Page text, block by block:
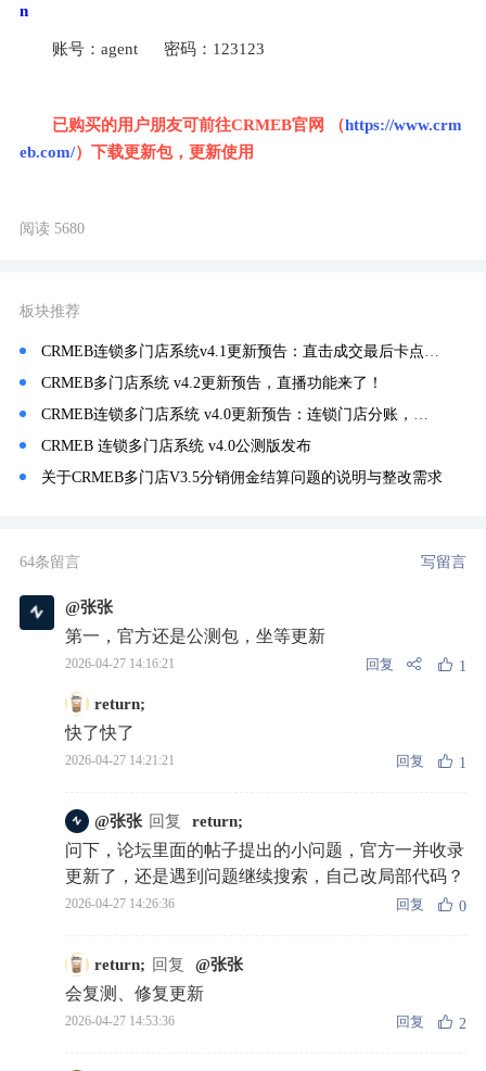
n
账号：agent      密码：123123
已购买的用户朋友可前往CRMEB官网 （‍https://www.crm
eb.com/‍）下载更新包，更新使用
阅读 5680
板块推荐
CRMEB连锁多门店系统v4.1更新预告：直击成交最后卡点，稳稳锁住每一笔订单！
CRMEB多门店系统 v4.2更新预告，直播功能来了！
CRMEB连锁多门店系统 v4.0更新预告：连锁门店分账，从手动挡升级自动挡！
CRMEB 连锁多门店系统 v4.0公测版发布
关于CRMEB多门店V3.5分销佣金结算问题的说明与整改需求
64条留言 写留言
@张张
第一，官方还是公测包，坐等更新
2026-04-27 14:16:21 回复 1
return;
快了快了
2026-04-27 14:21:21 回复 1
@张张 回复 return;
问下，论坛里面的帖子提出的小问题，官方一并收录
更新了，还是遇到问题继续搜索，自己改局部代码？
2026-04-27 14:26:36 回复 0
return; 回复 @张张
会复测、修复更新
2026-04-27 14:53:36 回复 2